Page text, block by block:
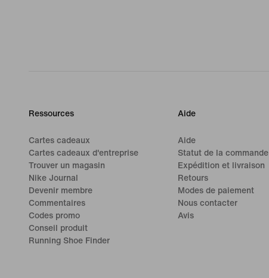
Ressources
Cartes cadeaux
Cartes cadeaux d'entreprise
Trouver un magasin
Nike Journal
Devenir membre
Commentaires
Codes promo
Conseil produit
Running Shoe Finder
Aide
Aide
Statut de la commande
Expédition et livraison
Retours
Modes de paiement
Nous contacter
Avis